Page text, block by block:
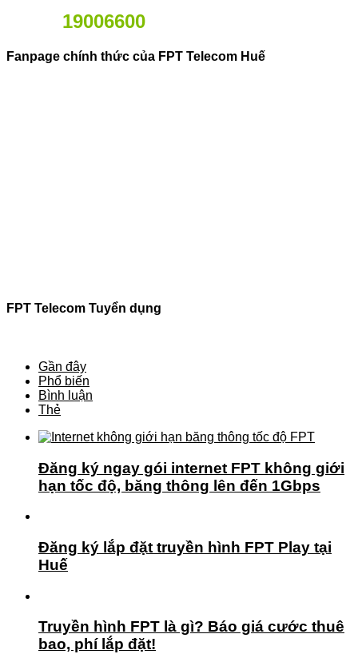
19006600
Fanpage chính thức của FPT Telecom Huế
FPT Telecom Tuyển dụng
Gần đây
Phổ biến
Bình luận
Thẻ
Đăng ký ngay gói internet FPT không giới
hạn tốc độ, băng thông lên đến 1Gbps
Đăng ký lắp đặt truyền hình FPT Play tại
Huế
Truyền hình FPT là gì? Báo giá cước thuê
bao, phí lắp đặt!